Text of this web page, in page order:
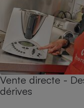
Vente directe -
dérives